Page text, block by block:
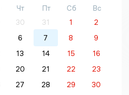
Чт Пт Сб
Вс
30 31 1
2
6 7 8
9
13 14 15
16
20 21 22
23
27 28 29
30